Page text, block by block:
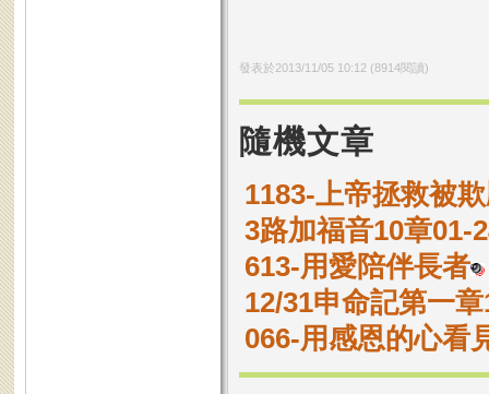
發表於2013/11/05 10:12 (8914閱讀)
隨機文章
1183-上帝拯救被
3路加福音10章01-
613-用愛陪伴長者
12/31申命記第一
066-用感恩的心看